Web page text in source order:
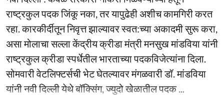
राष्ट्रकुल पदक जिंकू नका, तर यापुढेही अशीच कामगिरी करत
रहा. कारकीर्दीतून निवृत्त झाल्यावर स्वत:च्या अकादमी सुरू करा,
असा मोलाचा सल्ला केंद्रीय क्रीडा मंत्री मनसुख मांडविया यांनी
राष्ट्रकुल क्रीडा स्पर्धेतील भारताच्या पदकविजेत्यांना दिला.
सोमवारी वेटलिफ्टर्सची भेट घेतल्यावर मंगळवारी डॉ. मांडविया
यांनी नवी दिल्ली येथे बॉक्सिंग, ज्युदो खेळातील पदक ...